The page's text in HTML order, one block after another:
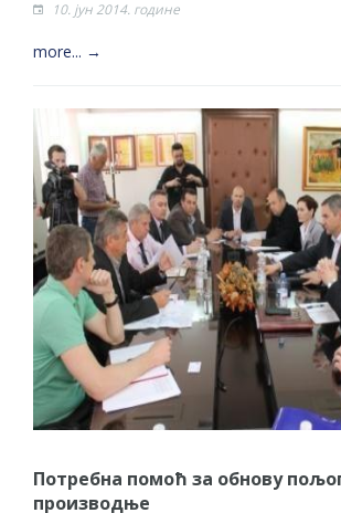
10. јун 2014. године
more... →
Потребна помоћ за обнову
производње